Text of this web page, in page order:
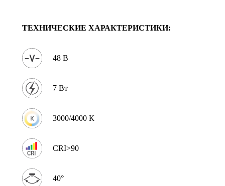
ТЕХНИЧЕСКИЕ ХАРАКТЕРИСТИКИ:
48 В
7 Вт
3000/4000 К
CRI>90
40°